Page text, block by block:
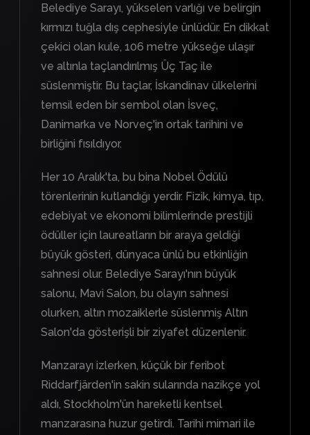
Belediye Sarayı, yükselen varlığı ve belirgin
kırmızı tuğla dış cephesiyle ünlüdür. En dikkat
çekici olan kule, 106 metre yükseğe ulaşır
ve altınla taçlandırılmış Üç Taç ile
süslenmiştir. Bu taçlar, İskandinav ülkelerini
temsil eden bir sembol olan İsveç,
Danimarka ve Norveç'in ortak tarihini ve
birliğini fısıldıyor.
Her 10 Aralık'ta, bu bina Nobel Ödülü
törenlerinin kutlandığı yerdir. Fizik, kimya, tıp,
edebiyat ve ekonomi bilimlerinde prestijli
ödüller için laureatların bir araya geldiği
büyük gösteri, dünyaca ünlü bu etkinliğin
sahnesi olur. Belediye Sarayı'nın büyük
salonu, Mavi Salon, bu olayın sahnesi
olurken, altın mozaiklerle süslenmiş Altın
Salon'da gösterişli bir ziyafet düzenlenir.
Manzarayı izlerken, küçük bir feribot
Riddarfjärden'in sakin sularında nazikçe yol
aldı, Stockholm'ün hareketli kentsel
manzarasına huzur getirdi. Tarihi mimari ile